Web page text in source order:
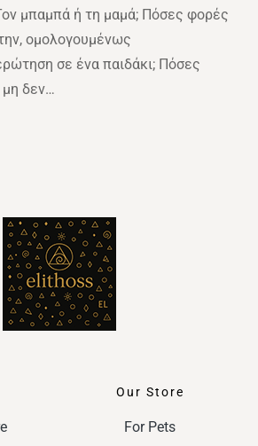
μπαμπά ή τη μαμά; Πόσες φορές
ομολογουμένως
σε ένα παιδάκι; Πόσες
μη δεν…
Our Store
For Pets